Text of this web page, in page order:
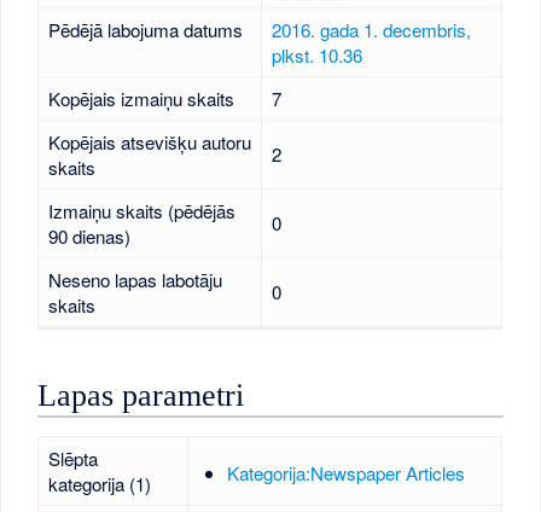
Pēdējā labojuma datums
2016. gada 1. decembris,
plkst. 10.36
Kopējais izmaiņu skaits
7
Kopējais atsevišķu autoru
skaits
2
Izmaiņu skaits (pēdējās
90 dienas)
0
Neseno lapas labotāju
skaits
0
Lapas parametri
Slēpta
kategorija (1)
Kategorija:Newspaper Articles